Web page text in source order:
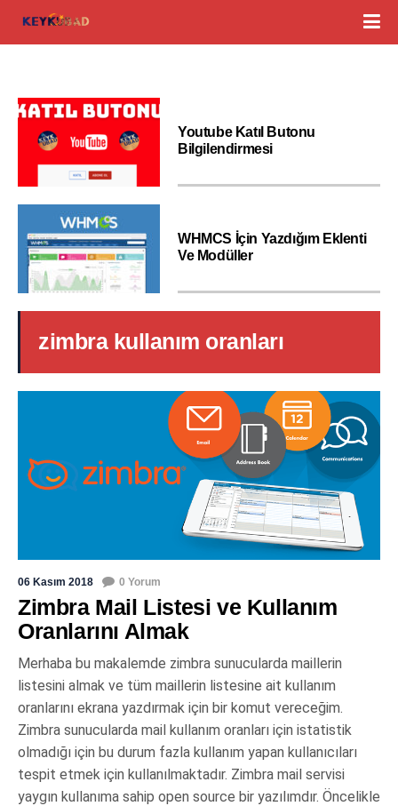
Youtube Katıl Butonu
Bilgilendirmesi
WHMCS İçin Yazdığım Eklenti
Ve Modüller
zimbra kullanım oranları
06 Kasım 2018 0 Yorum
Zimbra Mail Listesi ve Kullanım
Oranlarını Almak
Merhaba bu makalemde zimbra sunucularda maillerin
listesini almak ve tüm maillerin listesine ait kullanım
oranlarını ekrana yazdırmak için bir komut vereceğim.
Zimbra sunucularda mail kullanım oranları için istatistik
olmadığı için bu durum fazla kullanım yapan kullanıcıları
tespit etmek için kullanılmaktadır. Zimbra mail servisi
yaygın kullanıma sahip open source bir yazılımdır. Öncelikle